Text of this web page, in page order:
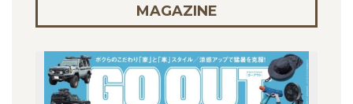
MAGAZINE